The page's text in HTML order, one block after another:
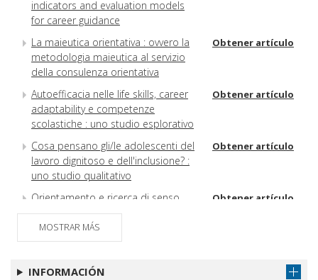
indicators and evaluation models
for career guidance
La maieutica orientativa : ovvero la
metodologia maieutica al servizio
della consulenza orientativa
Obtener artículo
Autoefficacia nelle life skills, career
adaptability e competenze
scolastiche : uno studio esplorativo
Obtener artículo
Cosa pensano gli/le adolescenti del
lavoro dignitoso e dell'inclusione? :
uno studio qualitativo
Obtener artículo
Orientamento e ricerca di senso Obtener artículo
Nuovi scenari per le politiche di
e consulenza di carriera
MOSTRAR MÁS
INFORMACIÓN